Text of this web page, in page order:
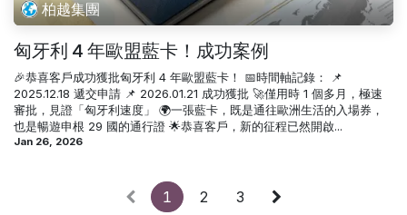
柏越集團
匈牙利 4 年歐盟藍卡！成功案例
🎉恭喜客戶成功獲批匈牙利 4 年歐盟藍卡！ 📅時間軸記錄： 📌
2025.12.18 遞交申請 📌 2026.01.21 成功獲批 🚀僅用時 1 個多月，極速
審批，見證「匈牙利速度」 🌍一張藍卡，既是通往歐洲生活的入場券，
也是暢遊申根 29 國的通行證 🌟恭喜客戶，新的征程已然開啟...
Jan 26, 2026
1 2 3